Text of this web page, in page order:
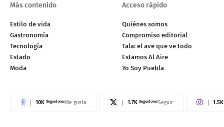
Más contenido
Estilo de vida
Gastronomía
Tecnología
Estado
Moda
Acceso rápido
Quiénes somos
Compromiso editorial
Tala: el ave que ve todo
Estamos Al Aire
Yo Soy Puebla
10K SeguidoresMe gusta 1.7K SeguidoresSeguir 1.5K